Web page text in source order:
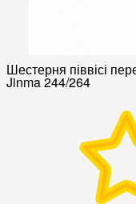
Шестерня піввісі
Jinma 244/264